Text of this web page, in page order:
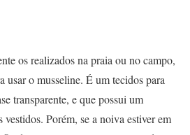
os realizados na praia ou no campo,
usar o musseline. É um tecidos para
transparente, e que possui um
vestidos. Porém, se a noiva estiver em